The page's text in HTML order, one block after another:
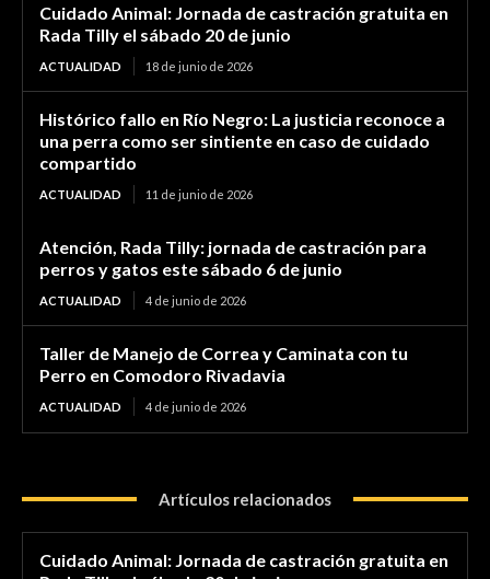
Cuidado Animal: Jornada de castración gratuita en
Rada Tilly el sábado 20 de junio
ACTUALIDAD 18 de junio de 2026
Histórico fallo en Río Negro: La justicia reconoce a
una perra como ser sintiente en caso de cuidado
compartido
ACTUALIDAD 11 de junio de 2026
Atención, Rada Tilly: jornada de castración para
perros y gatos este sábado 6 de junio
ACTUALIDAD 4 de junio de 2026
Taller de Manejo de Correa y Caminata con tu
Perro en Comodoro Rivadavia
ACTUALIDAD 4 de junio de 2026
Artículos relacionados
Cuidado Animal: Jornada de castración gratuita en